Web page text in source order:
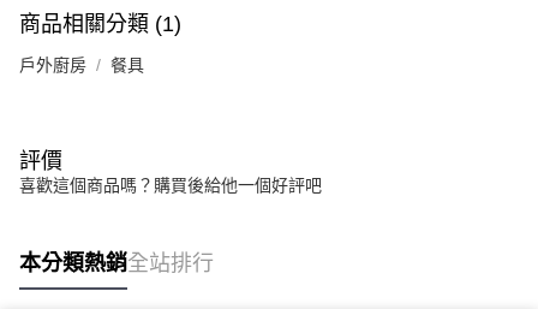
商品相關分類 (1)
戶外廚房 餐具
評價
喜歡這個商品嗎？購買後給他一個好評吧
本分類熱銷全站排行